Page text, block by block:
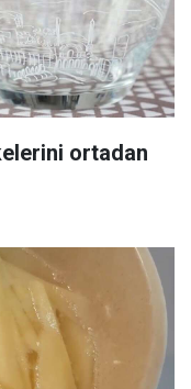
ortadan